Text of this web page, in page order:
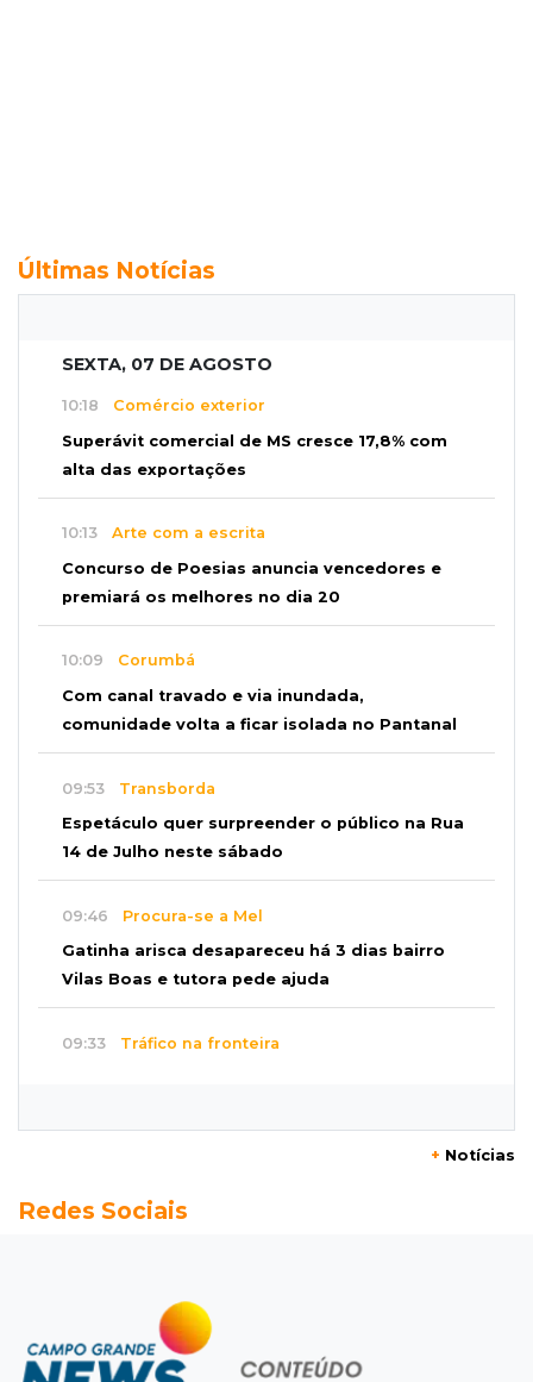
Últimas Notícias
SEXTA, 07 DE AGOSTO
10:18 Comércio exterior
Superávit comercial de MS cresce 17,8% com
alta das exportações
10:13 Arte com a escrita
Concurso de Poesias anuncia vencedores e
premiará os melhores no dia 20
10:09 Corumbá
Com canal travado e via inundada,
comunidade volta a ficar isolada no Pantanal
09:53 Transborda
Espetáculo quer surpreender o público na Rua
14 de Julho neste sábado
09:46 Procura-se a Mel
Gatinha arisca desapareceu há 3 dias bairro
Vilas Boas e tutora pede ajuda
09:33 Tráfico na fronteira
Artesanato de MS entra em nova etapa da
Atenção
Eventos interditam ruas de Campo Grande
nesta sexta-feira
+ Notícias
Redes Sociais